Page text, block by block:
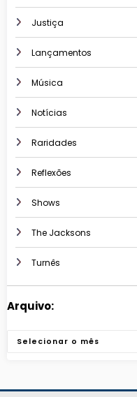
Justiça
Lançamentos
Música
Notícias
Raridades
Reflexões
Shows
The Jacksons
Turnês
Arquivo:
Arquivos